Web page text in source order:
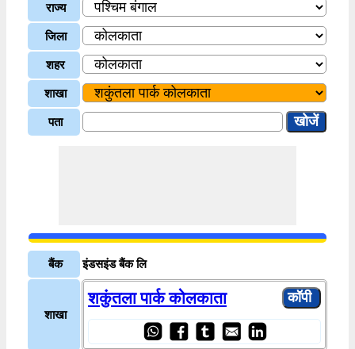
राज्य
जिला
शहर
शाखा
पता
बैंक इंडसइंड बैंक लि
शाखा
शकुंतला पार्क कोलकाता